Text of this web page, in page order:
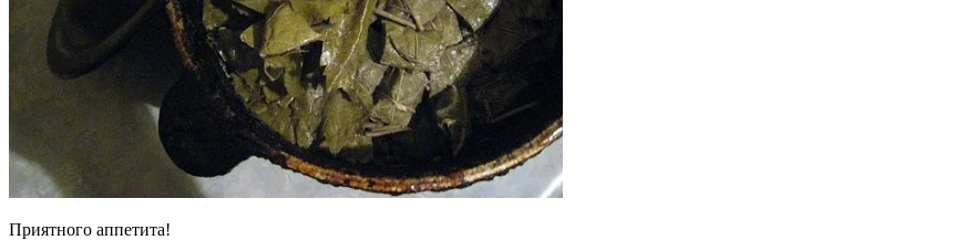
Приятного аппетита!